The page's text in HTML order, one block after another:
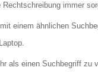
Rechtschreibung immer
einem ähnlichen
als einen Suchbegriff zu